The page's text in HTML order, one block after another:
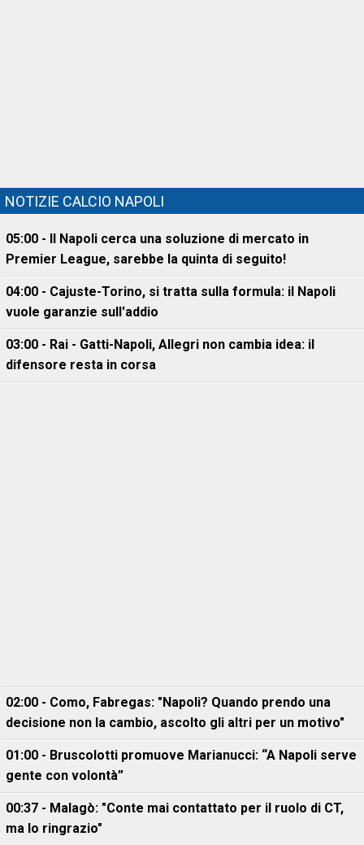
NOTIZIE CALCIO NAPOLI
05:00 - Il Napoli cerca una soluzione di mercato in
Premier League, sarebbe la quinta di seguito!
04:00 - Cajuste-Torino, si tratta sulla formula: il Napoli
vuole garanzie sull'addio
03:00 - Rai - Gatti-Napoli, Allegri non cambia idea: il
difensore resta in corsa
02:00 - Como, Fabregas: "Napoli? Quando prendo una
decisione non la cambio, ascolto gli altri per un motivo"
01:00 - Bruscolotti promuove Marianucci: “A Napoli serve
gente con volontà”
00:37 - Malagò: "Conte mai contattato per il ruolo di CT,
ma lo ringrazio"